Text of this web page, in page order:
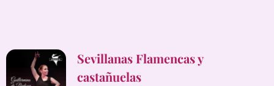
Sevillanas Flamencas y
castañuelas